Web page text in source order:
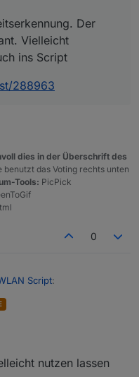
Der
Vielleicht
ins Script
288963
dies in der Überschrift des
benutzt das Voting rechts unten
Tools: PicPick
0
Script:
interessant. Vielleicht
auch ins Script
12:19
nutzen lassen